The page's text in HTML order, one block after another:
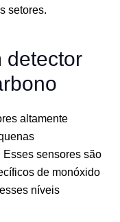
setores.
detector
altamente
sensores são
de monóxido
níveis